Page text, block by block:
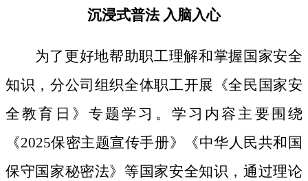
沉浸式普法 入脑入心
为了更好地帮助职工理解和掌握国家安全
知识，分公司组织全体职工开展《全民国家安
全教育日》专题学习。学习内容主要围绕
《2025保密主题宣传手册》《中华人民共和国
保守国家秘密法》等国家安全知识，通过理论